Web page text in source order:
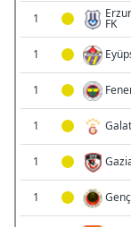
Çerezlere ilişkin
vasıtasıyla
için Ayarlar
Metnimizi
ziyaret
6698 sayılı
hazırlanmış
ilgili mevzuata
almak için lütfen